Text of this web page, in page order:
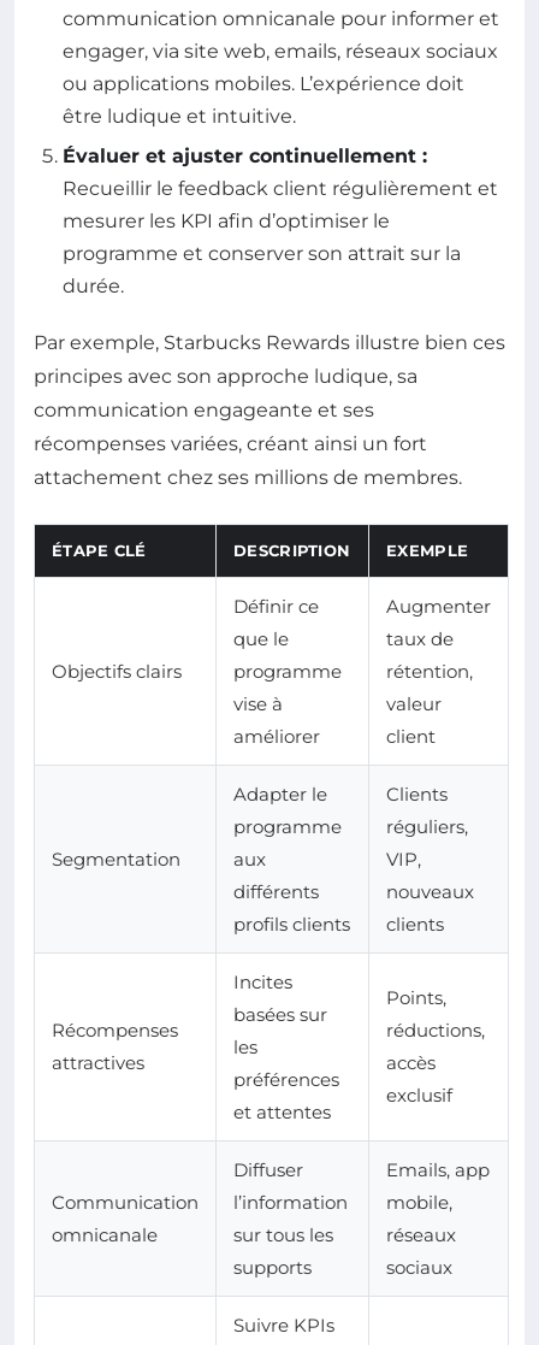
communication omnicanale pour informer et
engager, via site web, emails, réseaux sociaux
ou applications mobiles. L’expérience doit
être ludique et intuitive.
Évaluer et ajuster continuellement :
Recueillir le feedback client régulièrement et
mesurer les KPI afin d’optimiser le
programme et conserver son attrait sur la
durée.
Par exemple, Starbucks Rewards illustre bien ces
principes avec son approche ludique, sa
communication engageante et ses
récompenses variées, créant ainsi un fort
attachement chez ses millions de membres.
ÉTAPE CLÉ DESCRIPTION EXEMPLE
Objectifs clairs
Définir ce
que le
programme
vise à
améliorer
Augmenter
taux de
rétention,
valeur
client
Segmentation
Adapter le
programme
aux
différents
profils clients
Clients
réguliers,
VIP,
nouveaux
clients
Récompenses
attractives
Incites
basées sur
les
préférences
et attentes
Points,
réductions,
accès
exclusif
Communication
omnicanale
Diffuser
l’information
sur tous les
supports
Emails, app
mobile,
réseaux
sociaux
Suivre KPIs